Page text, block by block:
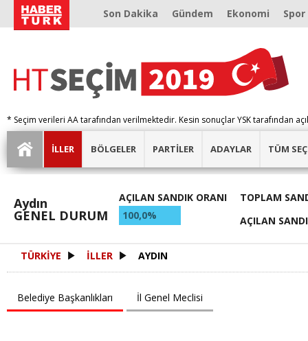
Son Dakika Gündem Ekonomi Spor
* Seçim verileri AA tarafından verilmektedir. Kesin sonuçlar YSK tarafından
İLLER BÖLGELER PARTİLER ADAYLAR TÜM
Aydın
GENEL DURUM
AÇILAN SANDIK ORANI
100,0%
TOPLAM
AÇILAN
TÜRKİYE İLLER AYDIN
Belediye Başkanlıkları İl Genel Meclisi